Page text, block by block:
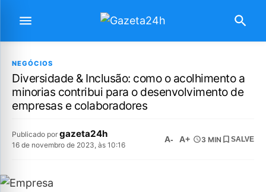
NEGÓCIOS
Diversidade & Inclusão: como o acolhimento a
minorias contribui para o desenvolvimento de
empresas e colaboradores
Publicado por gazeta24h
16 de novembro de 2023, às 10:16
A- A+ 3 MIN SALVE